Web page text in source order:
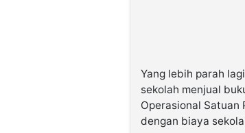
Yang lebih parah
sekolah menjual
Operasional Satuan
dengan biaya